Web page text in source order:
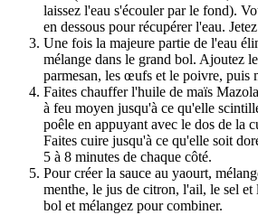
laissez l'eau s'écouler par le fond).
en dessous pour récupérer l'eau.
Une fois la majeure partie de l'eau
mélange dans le grand bol. Ajoutez
parmesan, les œufs et le poivre, puis
Faites chauffer l'huile de maïs
à feu moyen jusqu'à ce qu'elle
poêle en appuyant avec le dos de la
Faites cuire jusqu'à ce qu'elle soit
5 à 8 minutes de chaque côté.
Pour créer la sauce au yaourt,
menthe, le jus de citron, l'ail, le sel
bol et mélangez pour combiner.